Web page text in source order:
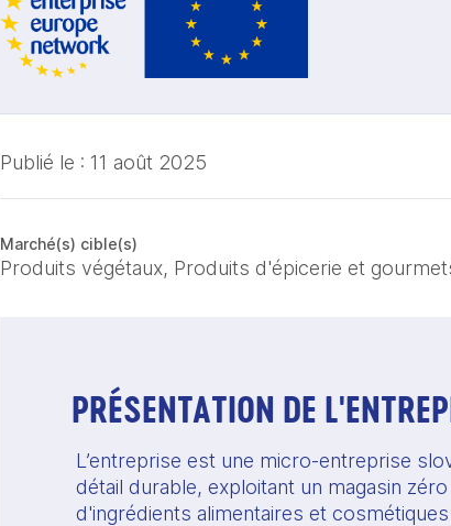
Publié le : 11 août 2025
Marché(s) cible(s)
Produits végétaux, Produits d'épicerie et
PRÉSENTATION DE
L’entreprise est une micro-entreprise
détail durable, exploitant un magasin
d'ingrédients alimentaires et